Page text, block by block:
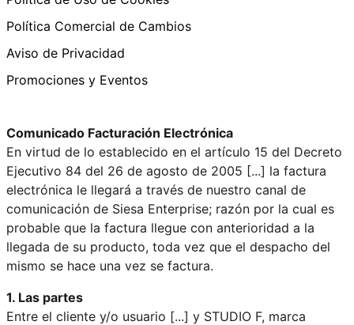
Política Comercial de Cambios
Aviso de Privacidad
Promociones y Eventos
Comunicado Facturación Electrónica
En virtud de lo establecido en el artículo 15 del Decreto
Ejecutivo 84 del 26 de agosto de 2005 [...] la factura
electrónica le llegará a través de nuestro canal de
comunicación de Siesa Enterprise; razón por la cual es
probable que la factura llegue con anterioridad a la
llegada de su producto, toda vez que el despacho del
mismo se hace una vez se factura.
1. Las partes
Entre el cliente y/o usuario [...] y STUDIO F, marca